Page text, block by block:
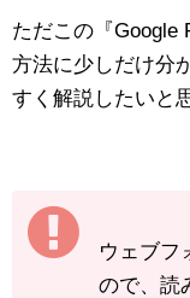
ただこの『Google
方法に少しだけ分
すく解説したいと
ウェブフ
ので、読